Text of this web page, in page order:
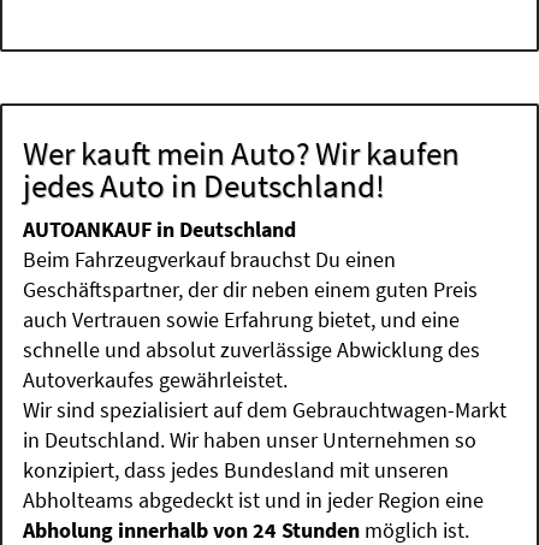
Wer kauft mein Auto? Wir kaufen
jedes Auto in Deutschland!
AUTOANKAUF in Deutschland
Beim Fahrzeugverkauf brauchst Du einen
Geschäftspartner, der dir neben einem guten Preis
auch Vertrauen sowie Erfahrung bietet, und eine
schnelle und absolut zuverlässige Abwicklung des
Autoverkaufes gewährleistet.
Wir sind spezialisiert auf dem Gebrauchtwagen-Markt
in Deutschland. Wir haben unser Unternehmen so
konzipiert, dass jedes Bundesland mit unseren
Abholteams abgedeckt ist und in jeder Region eine
Abholung innerhalb von 24 Stunden möglich ist.